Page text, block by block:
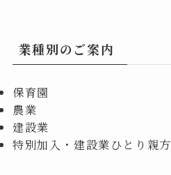
業種別のご案内
保育園
農業
建設業
特別加入・建設業ひとり親方